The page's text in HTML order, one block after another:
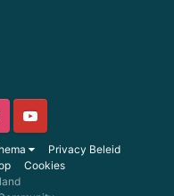
Privacy Beleid
Cookies